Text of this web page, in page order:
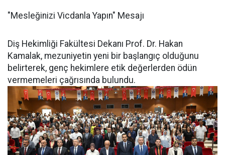
"Mesleğinizi Vicdanla Yapın" Mesajı
Diş Hekimliği Fakültesi Dekanı Prof. Dr. Hakan
Kamalak, mezuniyetin yeni bir başlangıç olduğunu
belirterek, genç hekimlere etik değerlerden ödün
vermemeleri çağrısında bulundu.